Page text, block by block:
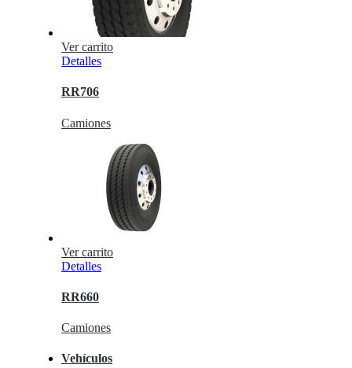
Ver carrito
Detalles
RR706
Camiones
Ver carrito
Detalles
RR660
Camiones
Vehículos